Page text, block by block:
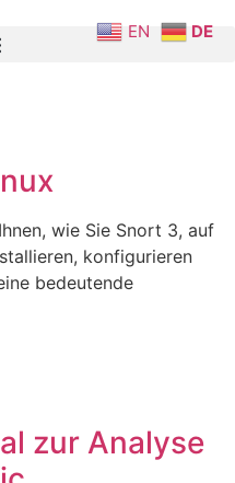
wie Sie Snort 3, auf
konfigurieren
bedeutende
zur Analyse
EN DE